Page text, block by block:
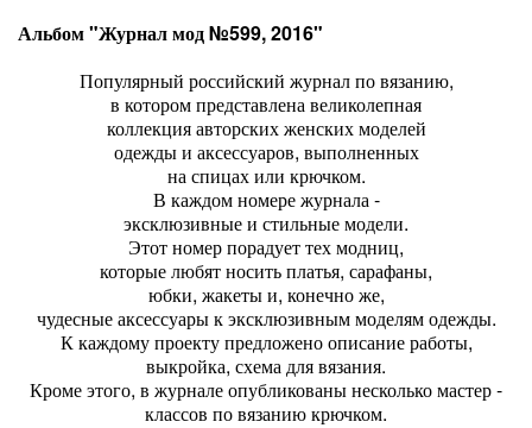
Альбом "Журнал мод №599, 2016"
Популярный российский журнал по вязанию,
в котором представлена великолепная
коллекция авторских женских моделей
одежды и аксессуаров, выполненных
на спицах или крючком.
В каждом номере журнала -
эксклюзивные и стильные модели.
Этот номер порадует тех модниц,
которые любят носить платья, сарафаны,
юбки, жакеты и, конечно же,
чудесные аксессуары к эксклюзивным моделям одежды.
К каждому проекту предложено описание работы,
выкройка, схема для вязания.
Кроме этого, в журнале опубликованы несколько мастер -
классов по вязанию крючком.